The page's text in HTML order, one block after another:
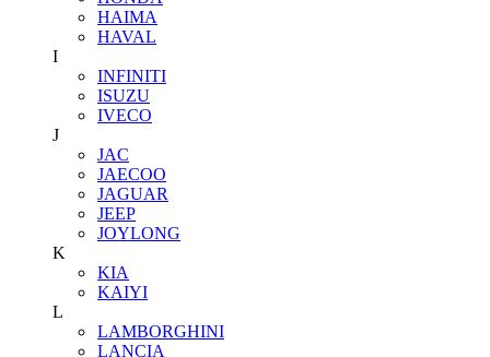
HAIMA
HAVAL
I
INFINITI
ISUZU
IVECO
J
JAC
JAECOO
JAGUAR
JEEP
JOYLONG
K
KIA
KAIYI
L
LAMBORGHINI
LANCIA